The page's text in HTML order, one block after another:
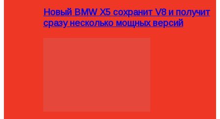
Новый BMW X5 сохранит V8 и получит
сразу несколько мощных версий